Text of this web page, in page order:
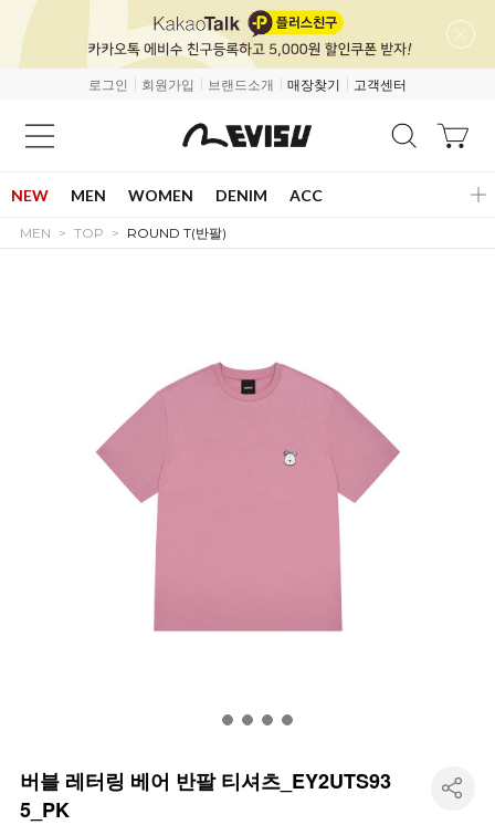
로그인 회원가입 브랜드소개 매장찾기 고객센터
NEW MEN WOMEN DENIM ACC
MEN TOP ROUND T(반팔)
버블 레터링 베어 반팔 티셔츠_EY2UTS93
5_PK